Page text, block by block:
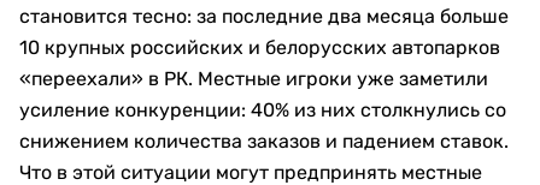
становится тесно: за последние два месяца больше
10 крупных российских и белорусских автопарков
«переехали» в РК. Местные игроки уже заметили
усиление конкуренции: 40% из них столкнулись со
снижением количества заказов и падением ставок.
Что в этой ситуации могут предпринять местные